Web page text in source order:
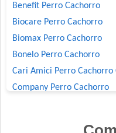
Benefit Perro Cachorro
Biocare Perro Cachorro
Biomax Perro Cachorro
Bonelo Perro Cachorro
Cari Amici Perro Cachorro
Company Perro Cachorro